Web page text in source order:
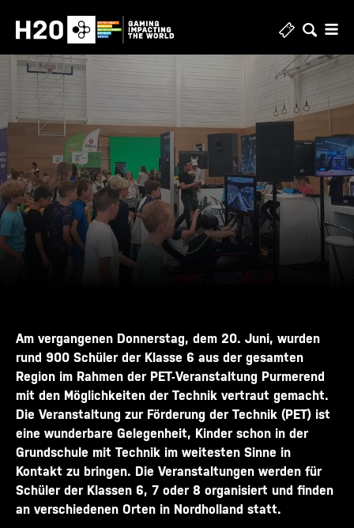
Inhalt
Am vergangenen Donnerstag, dem 20. Juni, wurden
rund 900 Schüler der Klasse 6 aus der gesamten
Region im Rahmen der PET-Veranstaltung Purmerend
mit den Möglichkeiten der Technik vertraut gemacht.
Die Veranstaltung zur Förderung der Technik (PET) ist
eine wunderbare Gelegenheit, Kinder schon in der
Grundschule mit Technik im weitesten Sinne in
Kontakt zu bringen. Die Veranstaltungen werden für
Schüler der Klassen 6, 7 oder 8 organisiert und finden
an verschiedenen Orten in Nordholland statt.